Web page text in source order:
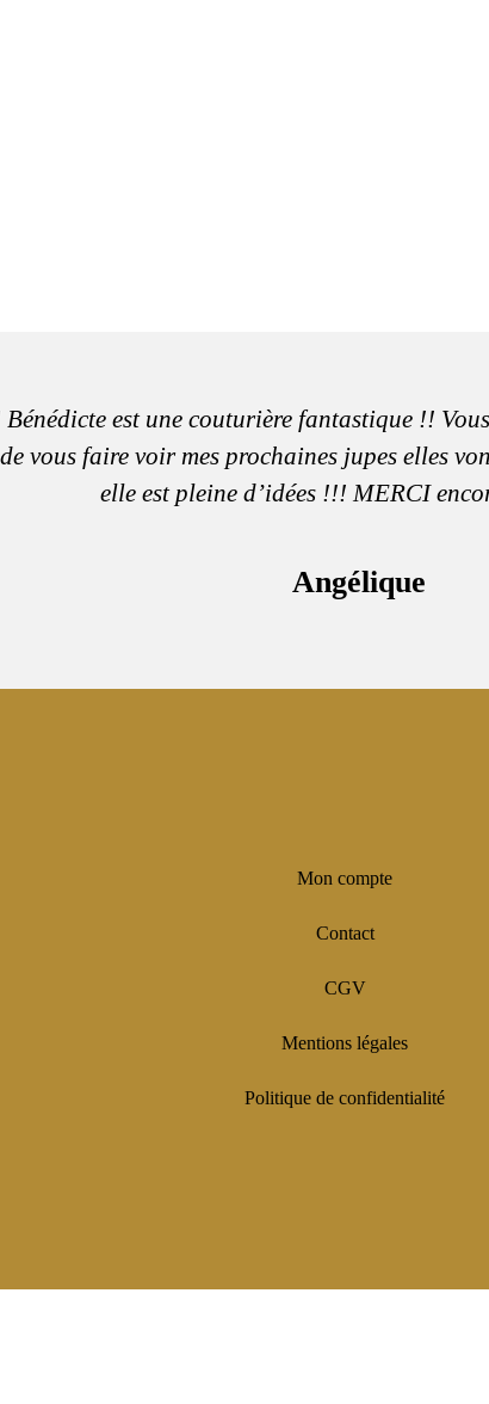
est une couturière fantastique !!
vous faire voir mes prochaines jupes elles
elle est pleine d’idées !!! MERCI
Angélique
Mon compte
Contact
CGV
Mentions légales
Politique de confidentialité